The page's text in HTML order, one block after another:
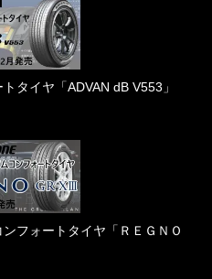
タイヤ「ADVAN dB V553」
フォートタイヤ「ＲＥＧＮＯ